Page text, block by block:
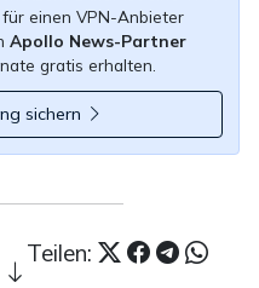
einen VPN-Anbieter
Apollo News-Partner
gratis erhalten.
sichern
Teilen: